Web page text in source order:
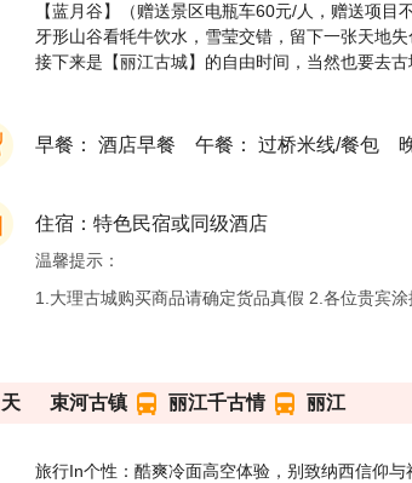
【蓝月谷】（赠送景区电瓶车60元/人，赠送项
牙形山谷看牦牛饮水，雪莹交错，留下一张天地
接下来是【丽江古城】的自由时间，当然也要去
早餐： 酒店早餐 午餐： 过桥米线/餐包
住宿：特色民宿或同级酒店
温馨提示：
1.大理古城购买商品请确定货品真假 2.各位贵宾
天 束河古镇 丽江千古情 丽江
旅行In个性：酷爽冷面高空体验，别致纳西信仰与